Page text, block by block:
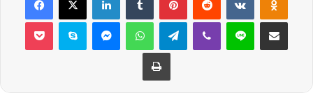
Pocket Skype MessengerWhatsAppTelegramViber Line E-Posta ile
Yazdır